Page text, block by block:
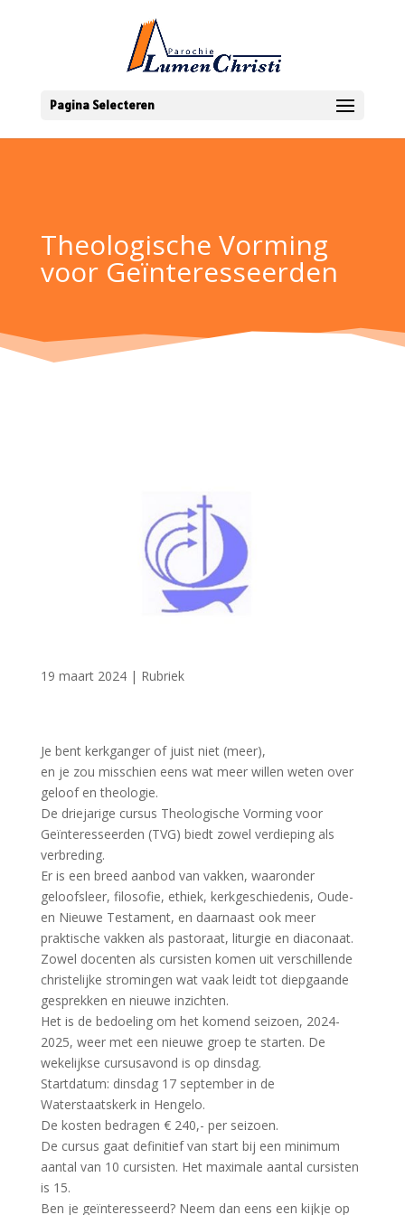
Pagina Selecteren
Theologische Vorming
voor Geïnteresseerden
19 maart 2024| Rubriek
Je bent kerkganger of juist niet (meer),
en je zou misschien eens wat meer willen weten over
geloof en theologie.
De driejarige cursus Theologische Vorming voor
Geïnteresseerden (TVG) biedt zowel verdieping als
verbreding.
Er is een breed aanbod van vakken, waaronder
geloofsleer, filosofie, ethiek, kerkgeschiedenis, Oude-
en Nieuwe Testament, en daarnaast ook meer
praktische vakken als pastoraat, liturgie en diaconaat.
Zowel docenten als cursisten komen uit verschillende
christelijke stromingen wat vaak leidt tot diepgaande
gesprekken en nieuwe inzichten.
Het is de bedoeling om het komend seizoen, 2024-
2025, weer met een nieuwe groep te starten. De
wekelijkse cursusavond is op dinsdag.
Startdatum: dinsdag 17 september in de
Waterstaatskerk in Hengelo.
De kosten bedragen € 240,- per seizoen.
De cursus gaat definitief van start bij een minimum
aantal van 10 cursisten. Het maximale aantal cursisten
is 15.
Ben je geïnteresseerd? Neem dan eens een kijkje op